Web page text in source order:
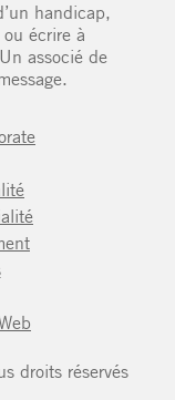
handicap,
écrire à
associé de
droits réservés